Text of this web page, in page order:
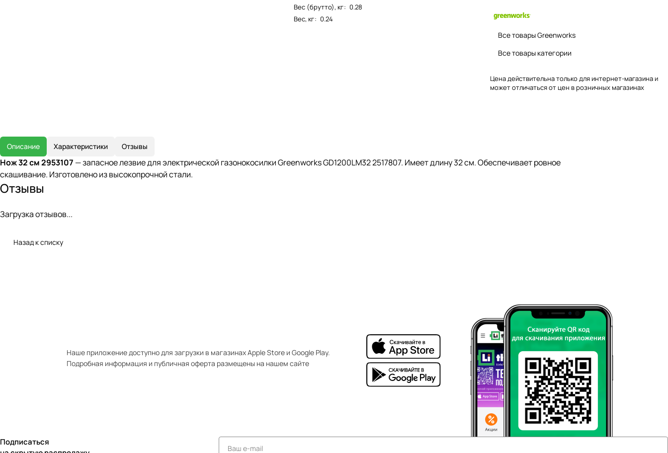
Вес (брутто), кг: 0.28
Вес, кг: 0.24
Все товары Greenworks
Все товары категории
Цена действительна только для интернет-магазина и
может отличаться от цен в розничных магазинах
Описание Характеристики Отзывы
Нож 32 см 2953107 — запасное лезвие для электрической газонокосилки Greenworks GD1200LM32 2517807. Имеет длину 32 см. Обеспечивает ровное
скашивание. Изготовлено из высокопрочной стали.
Отзывы
Загрузка отзывов...
Назад к списку
Наше приложение доступно для загрузки в магазинах Apple Store и Google Play.
Подробная информация и публичная оферта размещены на нашем сайте
Подписаться